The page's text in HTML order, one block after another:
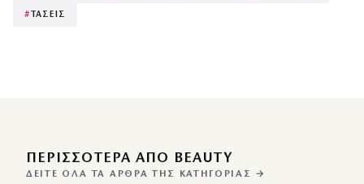
# ΤΑΣΕΙΣ
ΠΕΡΙΣΣΌΤΕΡΑ ΑΠΌ BEAUTY
ΔΕΊΤΕ ΌΛΑ ΤΑ ΆΡΘΡΑ ΤΗΣ ΚΑΤΗΓΟΡΊΑΣ →